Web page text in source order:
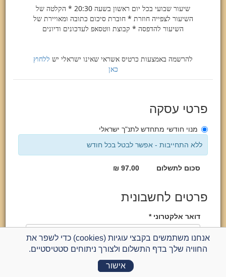
שיעור שבועי בכל יום ראשון בשעה 20:30 * הקלטה של
השיעור לצפייה חוזרת * חוברת סיכום כתובה ומאויירת של
השיעור להדפסה * קבוצת ווטסאפ לעדכונים ודיונים
להרשמה באמצעות כרטיס אשראי שאינו ישראלי יש ללחוץ
כאן
פרטי עסקה
מנוי חודשי מתחדש לתנ"ך ישראלי
ללא התחייבות - אפשר לבטל בכל חודש
סכום לתשלום 97.00 ₪
פרטים לחשבונית
דואר אלקטרוני *
אימות דואר אלקטרוני *
אנחנו משתמשים בקבצי עוגיות (cookies) כדי לשפר את
החוויה שלך בדף התשלום ולצורך ניתוחים סטטיסטיים.